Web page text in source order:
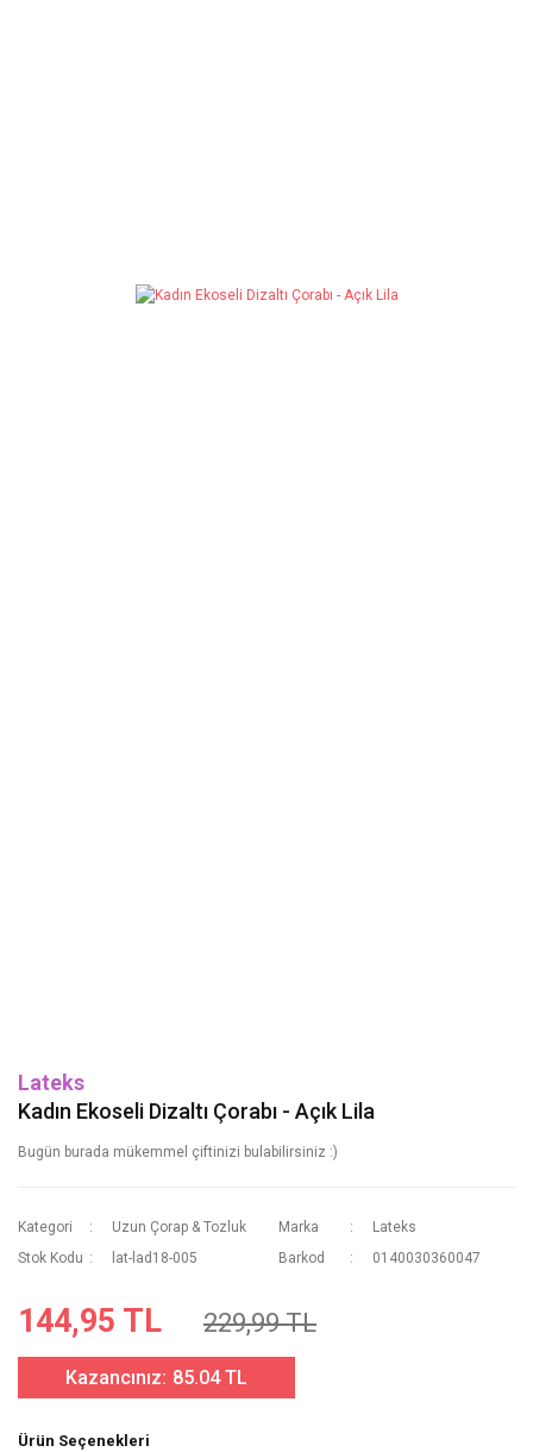
Lateks
Kadın Ekoseli Dizaltı Çorabı - Açık Lila
Bugün burada mükemmel çiftinizi bulabilirsiniz :)
Kategori Uzun Çorap & Tozluk Marka
Lateks
Stok Kodu
lat-lad18-005 Barkod 0140030360047
144,95 TL 229,99 TL
Kazancınız: 85.04 TL
Ürün Seçenekleri